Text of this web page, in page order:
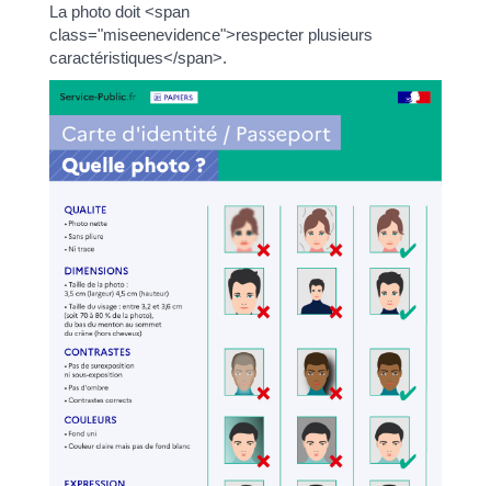
La photo doit <span
class="miseenevidence">respecter plusieurs
caractéristiques</span>.